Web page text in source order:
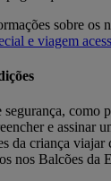
sobre os
e viagem
como
e assinar
da criança
nos Balcões da